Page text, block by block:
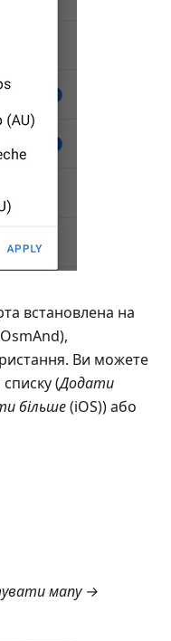
встановлена на
Ви можете
(Додати
більше(iOS)) або
мапу →